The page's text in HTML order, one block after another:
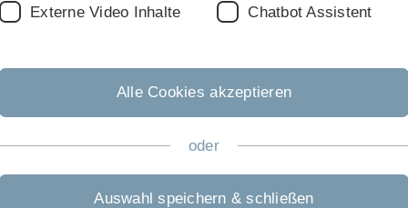
übernehmen Führungspositionen
osteologischen und rheumatologischen
für Knochenregeneration, Frau Prof.
der DAdorW ist Dr. Verena Fischer in
Nächster Beitrag
Externe Video Inhalte Chatbot Assistent
Alle Cookies akzeptieren
oder
Auswahl speichern & schließen